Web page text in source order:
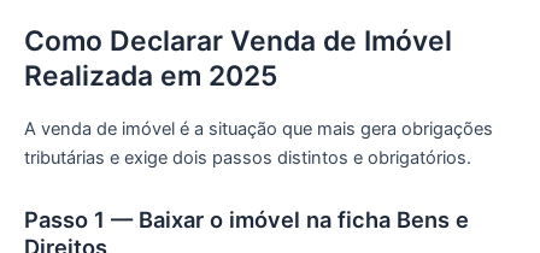
Como Declarar Venda de Imóvel
Realizada em 2025
A venda de imóvel é a situação que mais gera obrigações
tributárias e exige dois passos distintos e obrigatórios.
Passo 1 — Baixar o imóvel na ficha Bens e
Direitos